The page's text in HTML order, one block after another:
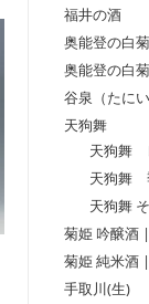
福井の酒
奥能登の白
奥能登の白
谷泉（たにい
天狗舞
天狗舞
天狗舞
天狗舞
菊姫 吟醸酒
菊姫 純米酒
手取川(生)